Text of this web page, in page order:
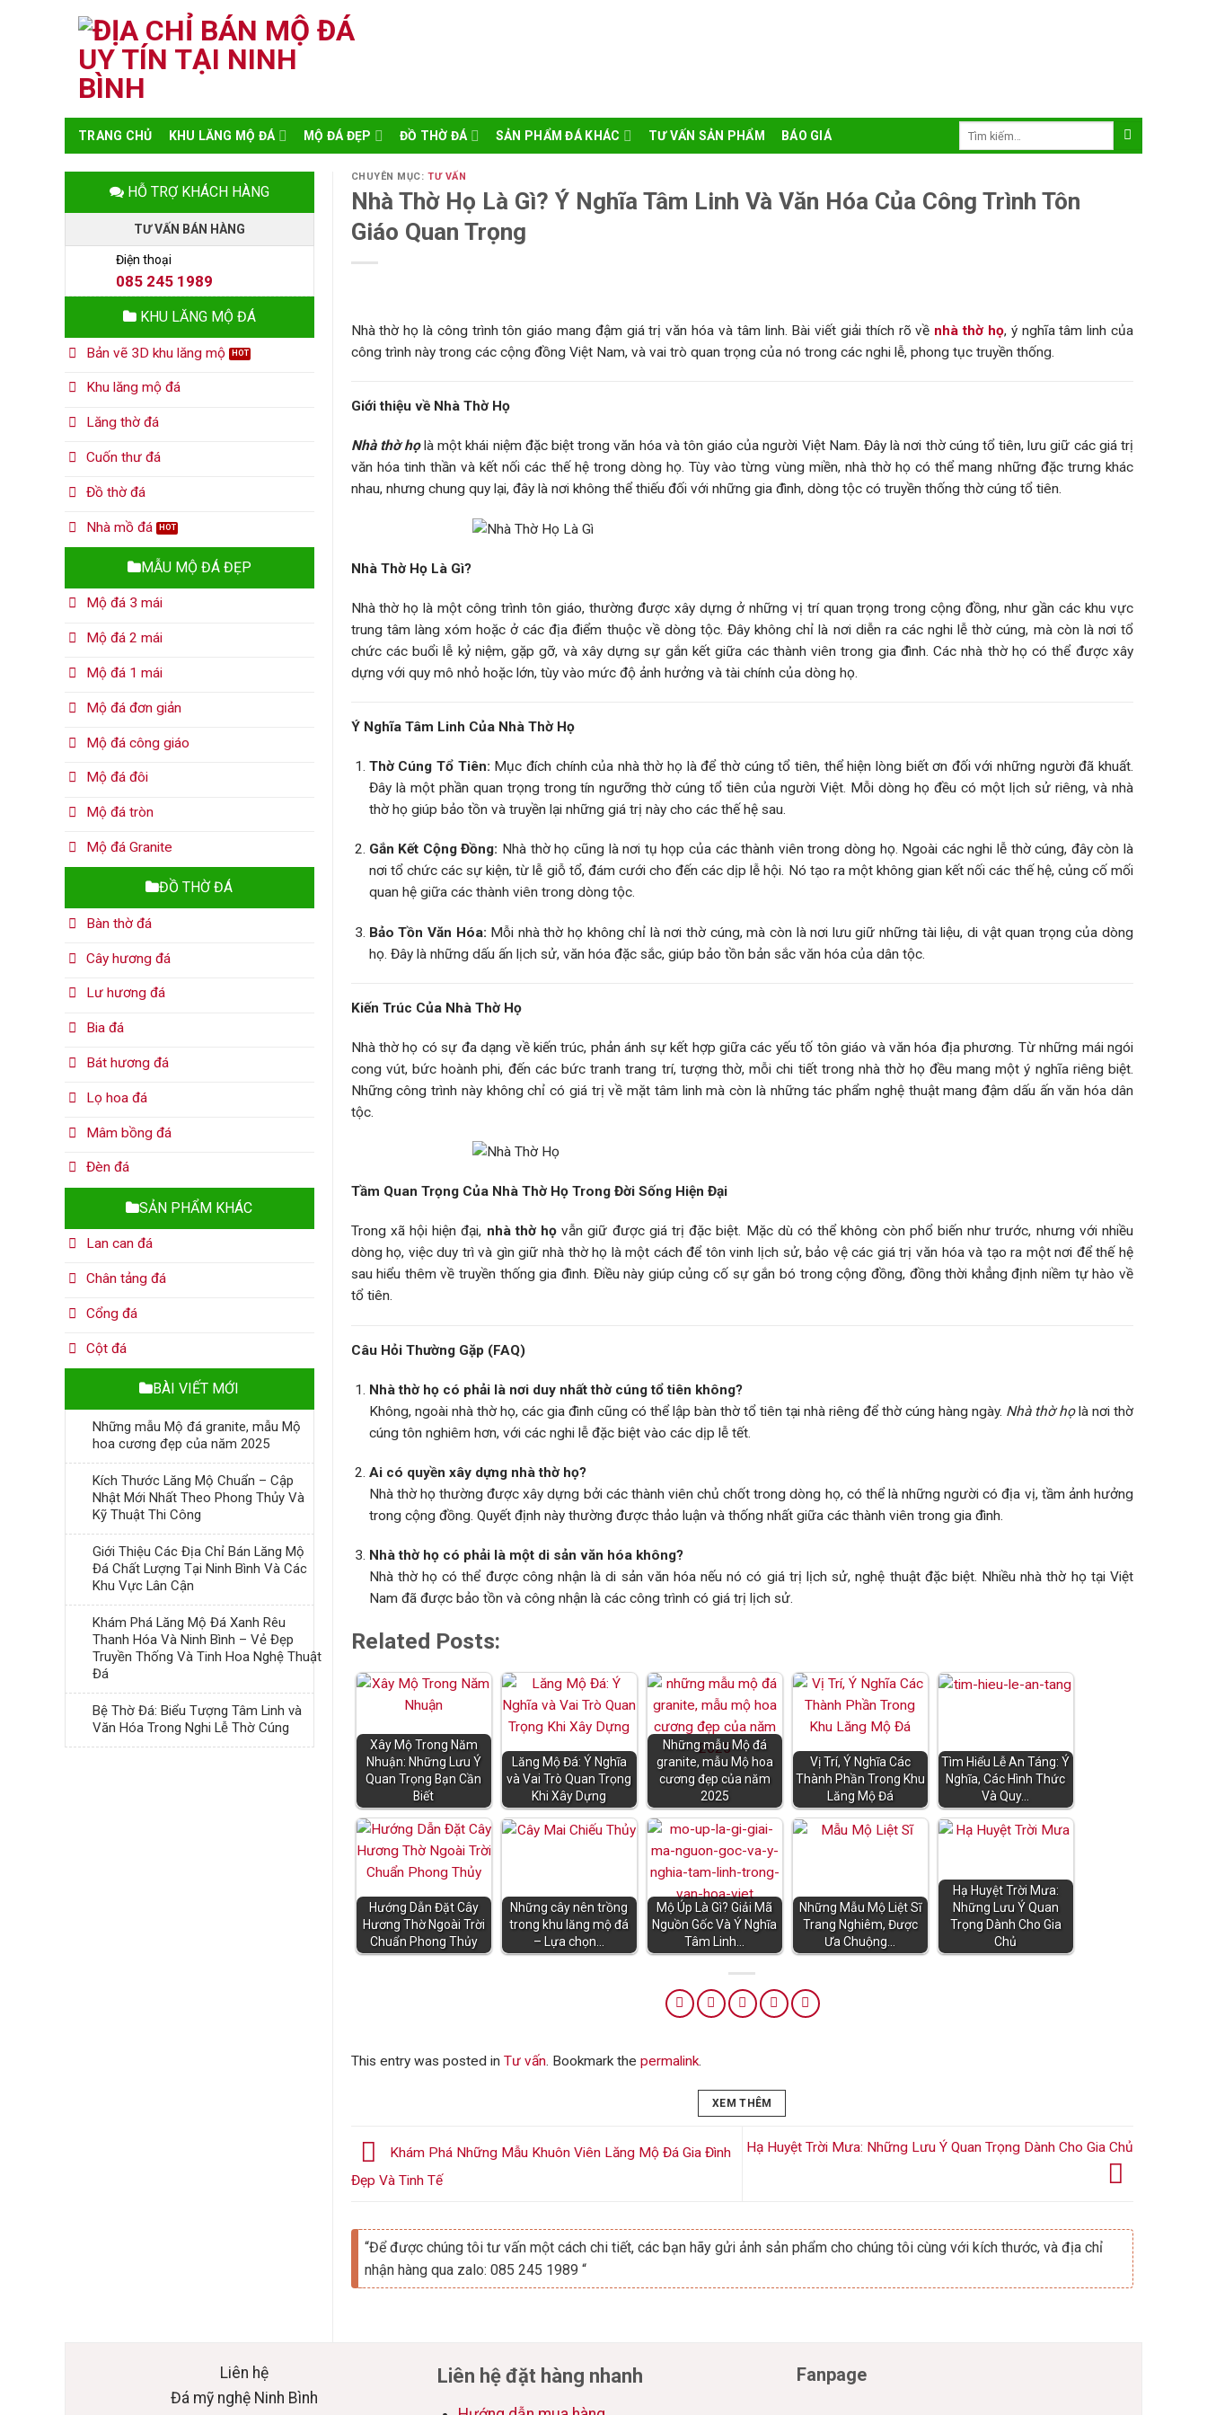
content
TRANG CHỦ KHU LĂNG MỘ ĐÁ MỘ ĐÁ ĐẸP ĐỒ THỜ ĐÁ SẢN PHẨM ĐÁ KHÁC TƯ VẤN SẢN PHẨM BÁO GIÁ
Tìm
HỖ TRỢ KHÁCH HÀNG
TƯ VẤN BÁN HÀNG
Điện thoại
085 245 1989
KHU LĂNG MỘ ĐÁ
Bản vẽ 3D khu lăng mộ
Khu lăng mộ đá
Lăng thờ đá
Cuốn thư đá
Đồ thờ đá
Nhà mồ đá
MẪU MỘ ĐÁ ĐẸP
Mộ đá 3 mái
Mộ đá 2 mái
Mộ đá 1 mái
Mộ đá đơn giản
Mộ đá công giáo
Mộ đá đôi
Mộ đá tròn
Mộ đá Granite
ĐỒ THỜ ĐÁ
Bàn thờ đá
Cây hương đá
Lư hương đá
Bia đá
Bát hương đá
Lọ hoa đá
Mâm bồng đá
Đèn đá
SẢN PHẨM KHÁC
Lan can đá
Chân tảng đá
Cổng đá
Cột đá
BÀI VIẾT MỚI
Những mẫu Mộ đá granite, mẫu Mộ
hoa cương đẹp của năm 2025
Kích Thước Lăng Mộ Chuẩn – Cập
Nhật Mới Nhất Theo Phong Thủy Và
Kỹ Thuật Thi Công
Giới Thiệu Các Địa Chỉ Bán Lăng Mộ
Đá Chất Lượng Tại Ninh Bình Và Các
Khu Vực Lân Cận
Khám Phá Lăng Mộ Đá Xanh Rêu
Thanh Hóa Và Ninh Bình – Vẻ Đẹp
Truyền Thống Và Tinh Hoa Nghệ Thuật
Đá
Bệ Thờ Đá: Biểu Tượng Tâm Linh và
Văn Hóa Trong Nghi Lễ Thờ Cúng
CHUYÊN MỤC:TƯ VẤN
Nhà Thờ Họ Là Gì? Ý Nghĩa Tâm Linh Và Văn Hóa Của Công Trình Tôn
Giáo Quan Trọng
Nhà thờ họ là công trình tôn giáo mang đậm giá trị văn hóa và tâm linh. Bài viết giải thích rõ về nhà thờ họ, ý nghĩa tâm linh của
công trình này trong các cộng đồng Việt Nam, và vai trò quan trọng của nó trong các nghi lễ, phong tục truyền thống.
Giới thiệu về Nhà Thờ Họ
Nhà thờ họlà một khái niệm đặc biệt trong văn hóa và tôn giáo của người Việt Nam. Đây là nơi thờ cúng tổ tiên, lưu giữ các giá trị
văn hóa tinh thần và kết nối các thế hệ trong dòng họ. Tùy vào từng vùng miền, nhà thờ họ có thể mang những đặc trưng khác
nhau, nhưng chung quy lại, đây là nơi không thể thiếu đối với những gia đình, dòng tộc có truyền thống thờ cúng tổ tiên.
Nhà Thờ Họ Là Gì?
Nhà thờ họ là một công trình tôn giáo, thường được xây dựng ở những vị trí quan trọng trong cộng đồng, như gần các khu vực
trung tâm làng xóm hoặc ở các địa điểm thuộc về dòng tộc. Đây không chỉ là nơi diễn ra các nghi lễ thờ cúng, mà còn là nơi tổ
chức các buổi lễ kỷ niệm, gặp gỡ, và xây dựng sự gắn kết giữa các thành viên trong gia đình. Các nhà thờ họ có thể được xây
dựng với quy mô nhỏ hoặc lớn, tùy vào mức độ ảnh hưởng và tài chính của dòng họ.
Ý Nghĩa Tâm Linh Của Nhà Thờ Họ
Thờ Cúng Tổ Tiên: Mục đích chính của nhà thờ họ là để thờ cúng tổ tiên, thể hiện lòng biết ơn đối với những người đã khuất.
Đây là một phần quan trọng trong tín ngưỡng thờ cúng tổ tiên của người Việt. Mỗi dòng họ đều có một lịch sử riêng, và nhà
thờ họ giúp bảo tồn và truyền lại những giá trị này cho các thế hệ sau.
Gắn Kết Cộng Đồng: Nhà thờ họ cũng là nơi tụ họp của các thành viên trong dòng họ. Ngoài các nghi lễ thờ cúng, đây còn là
nơi tổ chức các sự kiện, từ lễ giỗ tổ, đám cưới cho đến các dịp lễ hội. Nó tạo ra một không gian kết nối các thế hệ, củng cố mối
quan hệ giữa các thành viên trong dòng tộc.
Bảo Tồn Văn Hóa: Mỗi nhà thờ họ không chỉ là nơi thờ cúng, mà còn là nơi lưu giữ những tài liệu, di vật quan trọng của dòng
họ. Đây là những dấu ấn lịch sử, văn hóa đặc sắc, giúp bảo tồn bản sắc văn hóa của dân tộc.
Kiến Trúc Của Nhà Thờ Họ
Nhà thờ họ có sự đa dạng về kiến trúc, phản ánh sự kết hợp giữa các yếu tố tôn giáo và văn hóa địa phương. Từ những mái ngói
cong vút, bức hoành phi, đến các bức tranh trang trí, tượng thờ, mỗi chi tiết trong nhà thờ họ đều mang một ý nghĩa riêng biệt.
Những công trình này không chỉ có giá trị về mặt tâm linh mà còn là những tác phẩm nghệ thuật mang đậm dấu ấn văn hóa dân
tộc.
Tầm Quan Trọng Của Nhà Thờ Họ Trong Đời Sống Hiện Đại
Trong xã hội hiện đại, nhà thờ họvẫn giữ được giá trị đặc biệt. Mặc dù có thể không còn phổ biến như trước, nhưng với nhiều
dòng họ, việc duy trì và gìn giữ nhà thờ họ là một cách để tôn vinh lịch sử, bảo vệ các giá trị văn hóa và tạo ra một nơi để thế hệ
sau hiểu thêm về truyền thống gia đình. Điều này giúp củng cố sự gắn bó trong cộng đồng, đồng thời khẳng định niềm tự hào về
tổ tiên.
Câu Hỏi Thường Gặp (FAQ)
Nhà thờ họ có phải là nơi duy nhất thờ cúng tổ tiên không?
Không, ngoài nhà thờ họ, các gia đình cũng có thể lập bàn thờ tổ tiên tại nhà riêng để thờ cúng hàng ngày. Nhà thờ họlà nơi thờ
cúng tôn nghiêm hơn, với các nghi lễ đặc biệt vào các dịp lễ tết.
Ai có quyền xây dựng nhà thờ họ?
Nhà thờ họ thường được xây dựng bởi các thành viên chủ chốt trong dòng họ, có thể là những người có địa vị, tầm ảnh hưởng
trong cộng đồng. Quyết định này thường được thảo luận và thống nhất giữa các thành viên trong gia đình.
Nhà thờ họ có phải là một di sản văn hóa không?
Nhà thờ họ có thể được công nhận là di sản văn hóa nếu nó có giá trị lịch sử, nghệ thuật đặc biệt. Nhiều nhà thờ họ tại Việt
Nam đã được bảo tồn và công nhận là các công trình có giá trị lịch sử.
Related Posts:
Xây Mộ Trong Năm
Nhuận: Những Lưu Ý
Quan Trọng Bạn Cần
Biết
Lăng Mộ Đá: Ý Nghĩa
và Vai Trò Quan Trọng
Khi Xây Dựng
Những mẫu Mộ đá
granite, mẫu Mộ hoa
cương đẹp của năm
2025
Vị Trí, Ý Nghĩa Các
Thành Phần Trong Khu
Lăng Mộ Đá
Tìm Hiểu Lễ An Táng: Ý
Nghĩa, Các Hình Thức
Và Quy…
Hướng Dẫn Đặt Cây
Hương Thờ Ngoài Trời
Chuẩn Phong Thủy
Những cây nên trồng
trong khu lăng mộ đá
– Lựa chọn…
Mộ Úp Là Gì? Giải Mã
Nguồn Gốc Và Ý Nghĩa
Tâm Linh…
Những Mẫu Mộ Liệt Sĩ
Trang Nghiêm, Được
Ưa Chuộng…
Hạ Huyệt Trời Mưa:
Những Lưu Ý Quan
Trọng Dành Cho Gia
Chủ
This entry was posted in Tư vấn. Bookmark the permalink.
XEM THÊM
Khám Phá Những Mẫu Khuôn Viên Lăng Mộ Đá Gia Đình
Đẹp Và Tinh Tế
Hạ Huyệt Trời Mưa: Những Lưu Ý Quan Trọng Dành Cho Gia Chủ
“Để được chúng tôi tư vấn một cách chi tiết, các bạn hãy gửi ảnh sản phẩm cho chúng tôi cùng với kích thước, và địa chỉ
nhận hàng qua zalo: 085 245 1989 “
Liên hệ
Đá mỹ nghệ Ninh Bình
Liên hệ đặt hàng nhanh Fanpage